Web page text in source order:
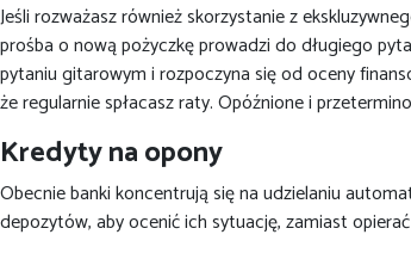
Jeśli rozważasz również skorzystanie z
prośba o nową pożyczkę prowadzi do długiego
pytaniu gitarowym i rozpoczyna się od oceny
że regularnie spłacasz raty. Opóźnione i
Kredyty na opony
Obecnie banki koncentrują się na udzielaniu
depozytów, aby ocenić ich sytuację, zamiast